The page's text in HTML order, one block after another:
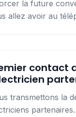
la future
allez avoir au
contact
transmettons la